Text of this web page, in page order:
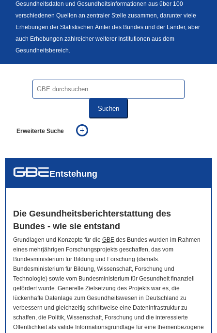
Gesundheitsdaten und Gesundheitsinformationen aus über 100
verschiedenen Quellen an zentraler Stelle zusammen, darunter viele
Erhebungen der Statistischen Ämter des Bundes und der Länder, aber
auch Erhebungen zahlreicher weiterer Institutionen aus dem
Gesundheitsbereich.
Suchen
Erweiterte Suche
auch in allen Texten suchen (Volltextsuche)
Entstehung
Die Gesundheitsberichterstattung des
Bundes - wie sie entstand
Grundlagen und Konzepte für die GBE des Bundes wurden im Rahmen
eines mehrjährigen Forschungsprojekts geschaffen, das vom
Bundesministerium für Bildung und Forschung (damals:
Bundesministerium für Bildung, Wissenschaft, Forschung und
Technologie) sowie vom Bundesministerium für Gesundheit finanziell
gefördert wurde. Generelle Zielsetzung des Projekts war es, die
lückenhafte Datenlage zum Gesundheitswesen in Deutschland zu
verbessern und gleichzeitig schrittweise eine Dateninfrastruktur zu
schaffen, die Politik, Wissenschaft, Forschung und die interessierte
Öffentlichkeit als valide Informationsgrundlage für eine themenbezogene